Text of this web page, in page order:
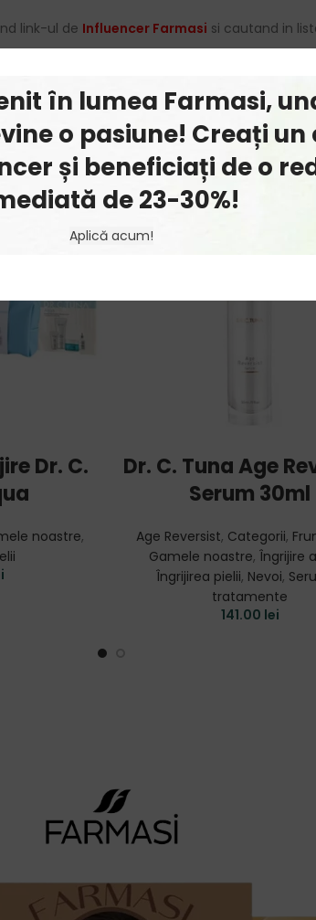
în lumea Farmasi,
o pasiune! Creați un
și beneficiați de o
de 23-30%!
Aplică acum!
link-ul de Influencer Farmasi si cautand in
Dr. C.
noastre,
Dr. C. Tuna Age
Serum 30ml
Age Reversist, Categorii,
Gamele noastre, Îngrijire
Îngrijirea pielii, Nevoi,
tratamente
141.00 lei